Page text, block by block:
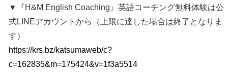
▼『H&M English Coaching』英語コーチング無料体験は公
式LINEアカウントから（上限に達した場合は終了となりま
す）
https://krs.bz/katsumaweb/c?
c=162835&m=175424&v=1f3a5514